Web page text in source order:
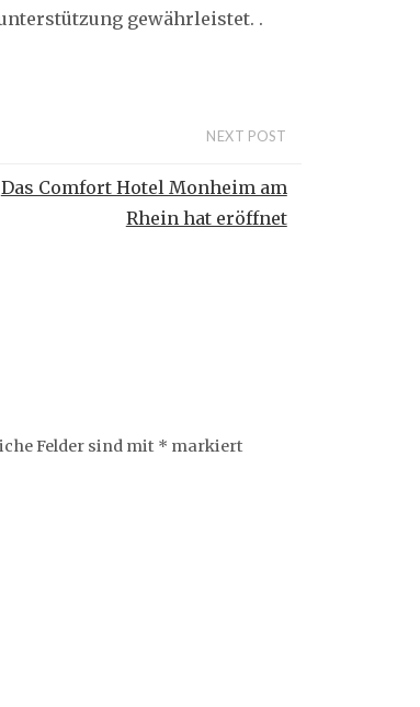
gewährleistet. .
NEXT POST
Das Comfort Hotel Monheim am
Rhein hat eröffnet
Felder sind mit * markiert